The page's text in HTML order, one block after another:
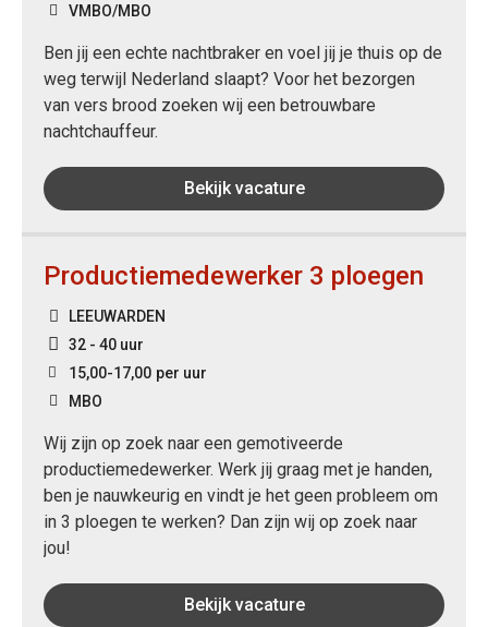
VMBO/MBO
Ben jij een echte nachtbraker en voel jij je thuis op de
weg terwijl Nederland slaapt? Voor het bezorgen
van vers brood zoeken wij een betrouwbare
nachtchauffeur.
Bekijk vacature
Productiemedewerker 3 ploegen
LEEUWARDEN
32 - 40 uur
15,00-17,00 per uur
MBO
Wij zijn op zoek naar een gemotiveerde
productiemedewerker. Werk jij graag met je handen,
ben je nauwkeurig en vindt je het geen probleem om
in 3 ploegen te werken? Dan zijn wij op zoek naar
jou!
Bekijk vacature